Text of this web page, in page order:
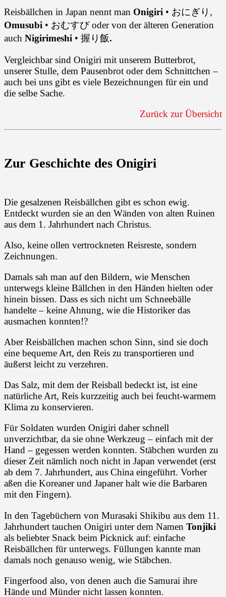
Reisbällchen in Japan nennt man Onigiri • おにぎり,
Omusubi • おむすび oder von der älteren Generation
auch Nigirimeshi • 握り飯.
Vergleichbar sind Onigiri mit unserem Butterbrot,
unserer Stulle, dem Pausenbrot oder dem Schnittchen –
auch bei uns gibt es viele Bezeichnungen für ein und
die selbe Sache.
Zurück zur Übersicht
Zur Geschichte des Onigiri
Die gesalzenen Reisbällchen gibt es schon ewig.
Entdeckt wurden sie an den Wänden von alten Ruinen
aus dem 1. Jahrhundert nach Christus.
Also, keine ollen vertrockneten Reisreste, sondern
Zeichnungen.
Damals sah man auf den Bildern, wie Menschen
unterwegs kleine Bällchen in den Händen hielten oder
hinein bissen. Dass es sich nicht um Schneebälle
handelte – keine Ahnung, wie die Historiker das
ausmachen konnten!?
Aber Reisbällchen machen schon Sinn, sind sie doch
eine bequeme Art, den Reis zu transportieren und
äußerst leicht zu verzehren.
Das Salz, mit dem der Reisball bedeckt ist, ist eine
natürliche Art, Reis kurzzeitig auch bei feucht-warmem
Klima zu konservieren.
Für Soldaten wurden Onigiri daher schnell
unverzichtbar, da sie ohne Werkzeug – einfach mit der
Hand – gegessen werden konnten. Stäbchen wurden zu
dieser Zeit nämlich noch nicht in Japan verwendet (erst
ab dem 7. Jahrhundert, aus China eingeführt. Vorher
aßen die Koreaner und Japaner halt wie die Barbaren
mit den Fingern).
In den Tagebüchern von Murasaki Shikibu aus dem 11.
Jahrhundert tauchen Onigiri unter dem Namen Tonjiki
als beliebter Snack beim Picknick auf: einfache
Reisbällchen für unterwegs. Füllungen kannte man
damals noch genauso wenig, wie Stäbchen.
Fingerfood also, von denen auch die Samurai ihre
Hände und Münder nicht lassen konnten.